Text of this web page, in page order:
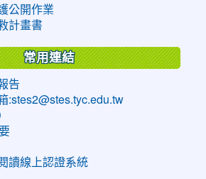
公開作業
計畫書
常用連結
告
:stes2@stes.tyc.edu.tw
讀線上認證系統